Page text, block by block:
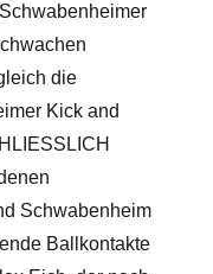
die
Kick and
Schwabenheim
Ballkontakte